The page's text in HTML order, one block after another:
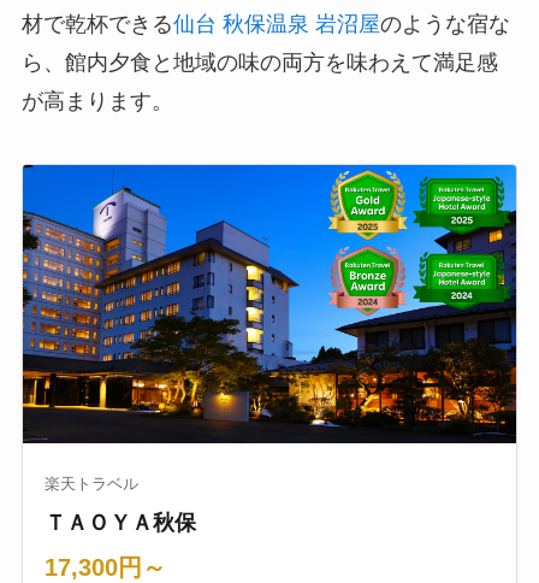
材で乾杯できる仙台 秋保温泉 岩沼屋のような宿な
ら、館内夕食と地域の味の両方を味わえて満足感
が高まります。
楽天トラベル
ＴＡＯＹＡ秋保
17,300円～